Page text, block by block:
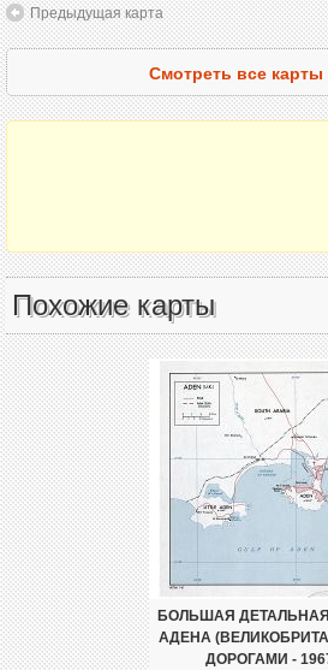
Предыдущая карта
Смотреть все
Похожие карты
БОЛЬШАЯ
АДЕНА
ДОРОГАМИ -